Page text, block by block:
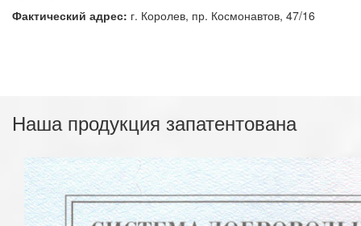
Фактический адрес: г. Королев, пр. Космонавтов, 47/16
Наша продукция запатентована